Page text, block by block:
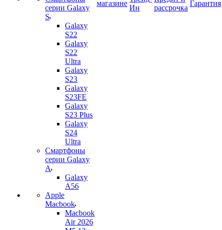
серии Galaxy
S
Galaxy
S22
Galaxy
S22
Ultra
Galaxy
S23
Galaxy
S23FE
Galaxy
S23 Plus
Galaxy
S24
Ultra
Смартфоны
серии Galaxy
A
Galaxy
A56
Apple
Macbook
Macbook
Air 2026
магазине
Ин
рассрочка
Гарантия